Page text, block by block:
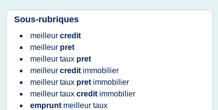
Sous-rubriques
meilleur credit
meilleur pret
meilleur taux pret
meilleur credit immobilier
meilleur taux pret immobilier
meilleur taux credit immobilier
emprunt meilleur taux